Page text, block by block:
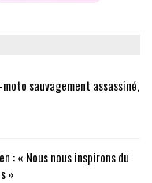
sauvagement assassiné,
: « Nous nous inspirons du
»